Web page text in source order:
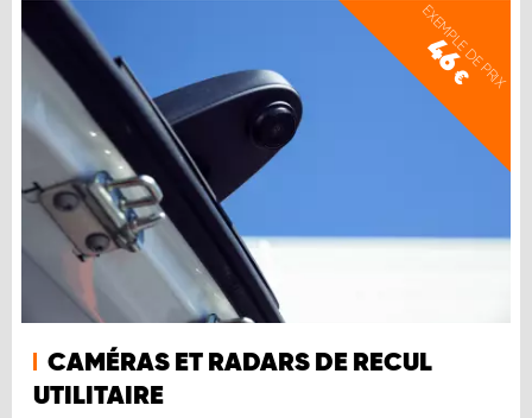
EXEMPLE DE PRIX
46
€
CAMÉRAS ET RADARS DE RECUL
UTILITAIRE